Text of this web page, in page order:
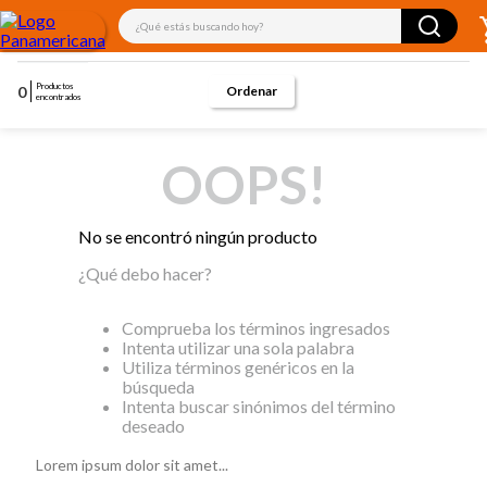
¿Qué estás buscando hoy?
0
Productos
encontrados
OOPS!
No se encontró ningún producto
¿Qué debo hacer?
Comprueba los términos ingresados
Intenta utilizar una sola palabra
Utiliza términos genéricos en la
búsqueda
Intenta buscar sinónimos del término
deseado
Lorem ipsum dolor sit amet...